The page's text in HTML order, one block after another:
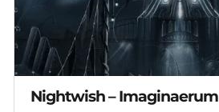
Nightwish – Imaginaerum